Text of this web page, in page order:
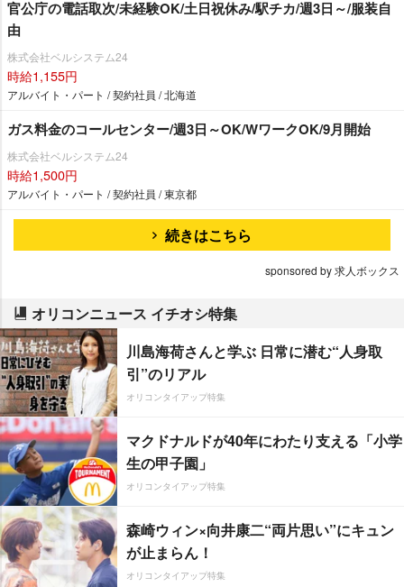
官公庁の電話取次/未経験OK/土日祝休み/駅チカ/週3日～/服装自
由
株式会社ベルシステム24
時給1,155円
アルバイト・パート / 契約社員 / 北海道
ガス料金のコールセンター/週3日～OK/WワークOK/9月開始
株式会社ベルシステム24
時給1,500円
アルバイト・パート / 契約社員 / 東京都
続きはこちら
sponsored by 求人ボックス
オリコンニュース イチオシ特集
川島海荷さんと学ぶ 日常に潜む“人身取
引”のリアル
オリコンタイアップ特集
マクドナルドが40年にわたり支える「小学
生の甲子園」
オリコンタイアップ特集
森崎ウィン×向井康二“両片思い”にキュン
が止まらん！
オリコンタイアップ特集